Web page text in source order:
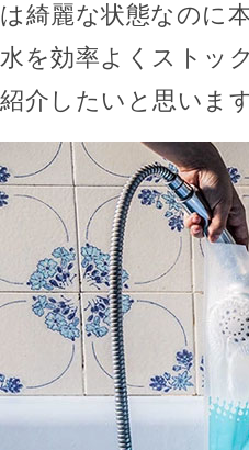
は綺麗な状態なのに
水を効率よくストッ
紹介したいと思います